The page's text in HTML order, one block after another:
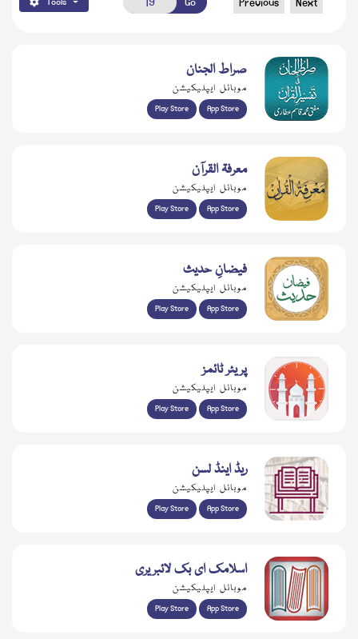
صراط الجنان
موبائل ایپلیکیشن
Play Store App Store
معرفۃ القرآن
موبائل ایپلیکیشن
Play Store App Store
فیضانِ حدیث
موبائل ایپلیکیشن
Play Store App Store
پریئر ٹائمز
موبائل ایپلیکیشن
Play Store App Store
ریڈ اینڈ لسن
موبائل ایپلیکیشن
Play Store App Store
اسلامک ای بک لائبریری
موبائل ایپلیکیشن
Play Store App Store